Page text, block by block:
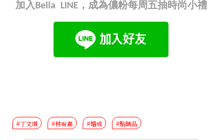
加入Bella LINE，成為儂粉每周五抽時尚小禮
#丁文琪 #林宥嘉 #婚戒 #點睛品